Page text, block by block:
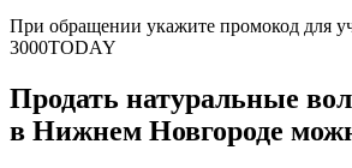
При обращении укажите промокод для
3000TODAY
Продать натуральные
в Нижнем Новгороде